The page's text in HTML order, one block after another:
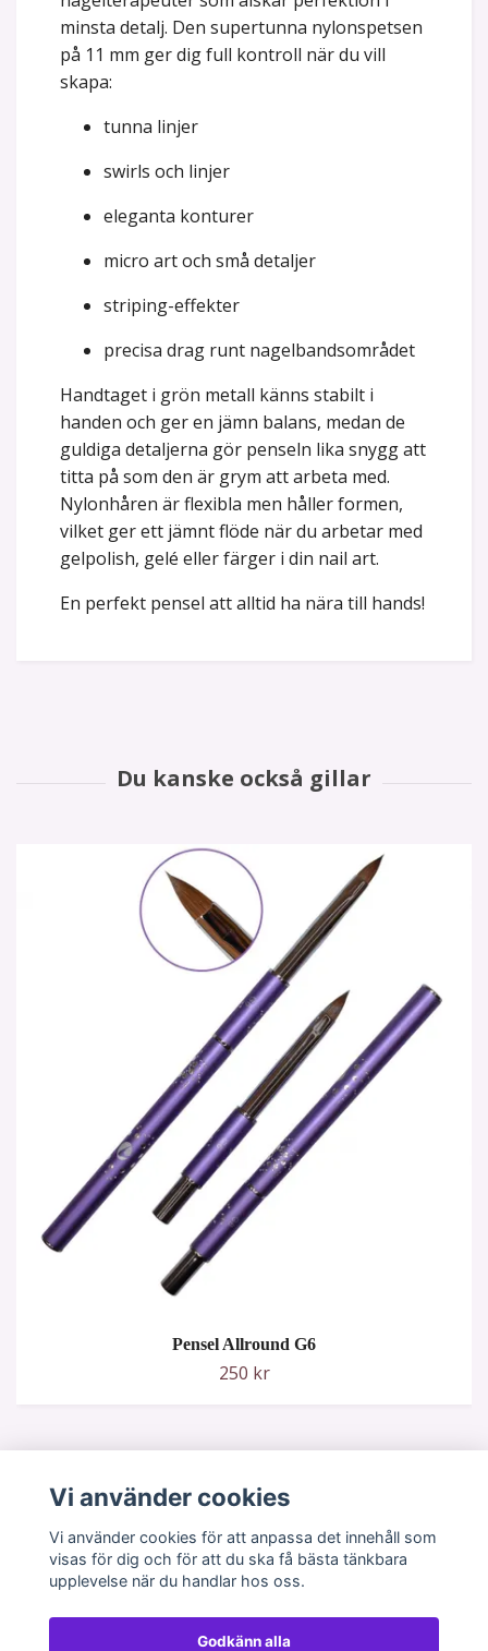
minsta detalj. Den supertunna nylonspetsen
på 11 mm ger dig full kontroll när du vill
skapa:
tunna linjer
swirls och linjer
eleganta konturer
micro art och små detaljer
striping-effekter
precisa drag runt nagelbandsområdet
Handtaget i grön metall känns stabilt i
handen och ger en jämn balans, medan de
guldiga detaljerna gör penseln lika snygg att
titta på som den är grym att arbeta med.
Nylonhåren är flexibla men håller formen,
vilket ger ett jämnt flöde när du arbetar med
gelpolish, gelé eller färger i din nail art.
En perfekt pensel att alltid ha nära till hands!
Pensel Allround G6
250 kr
Vi använder cookies
Vi använder cookies för att anpassa det innehåll som
visas för dig och för att du ska få bästa tänkbara
upplevelse när du handlar hos oss.
Godkänn alla